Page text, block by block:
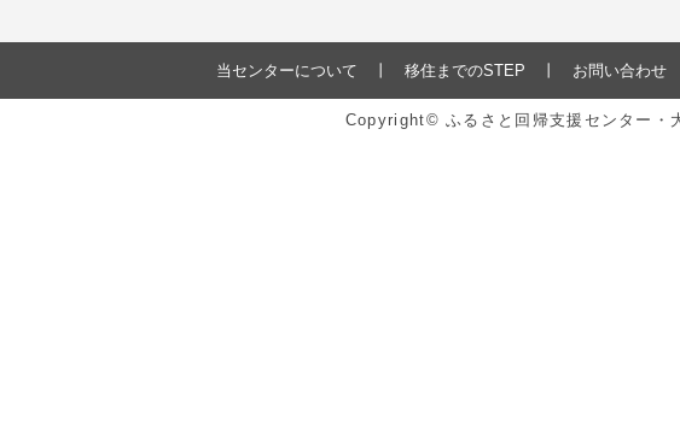
当センターについて 移住までのSTEP お問い合わせ
Copyright© ふるさと回帰支援センター